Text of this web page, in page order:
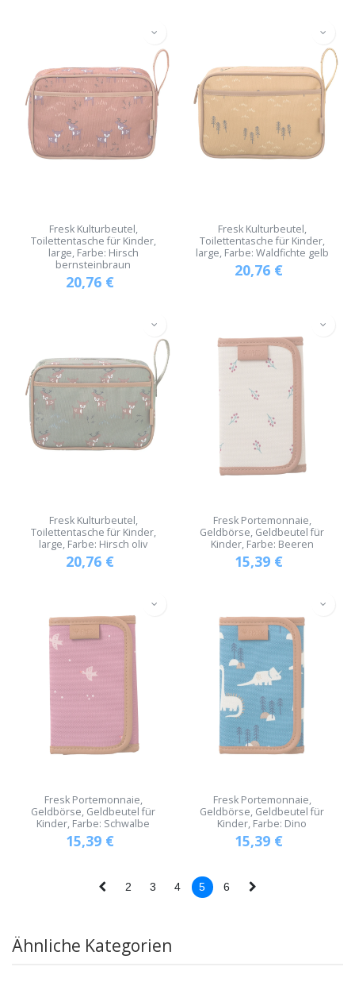
Fresk Kulturbeutel,
Toilettentasche für Kinder,
large, Farbe: Hirsch
bernsteinbraun
20,76 €
Fresk Kulturbeutel,
Toilettentasche für Kinder,
large, Farbe: Waldfichte gelb
20,76 €
Fresk Kulturbeutel,
Toilettentasche für Kinder,
large, Farbe: Hirsch oliv
20,76 €
Fresk Portemonnaie,
Geldbörse, Geldbeutel für
Kinder, Farbe: Beeren
15,39 €
Fresk Portemonnaie,
Geldbörse, Geldbeutel für
Kinder, Farbe: Schwalbe
15,39 €
Fresk Portemonnaie,
Geldbörse, Geldbeutel für
Kinder, Farbe: Dino
15,39 €
2 3 4 5 6
Ähnliche Kategorien